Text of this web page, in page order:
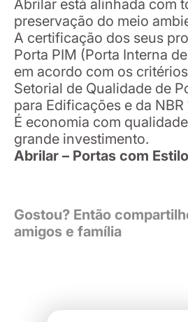
Abrilar está alinhada com
preservação do meio
A certificação dos seus
Porta PIM (Porta Interna
em acordo com os
Setorial de Qualidade de
para Edificações e da NBR
É economia com
grande investimento.
Abrilar – Portas com Estilo
Gostou? Então
amigos e família